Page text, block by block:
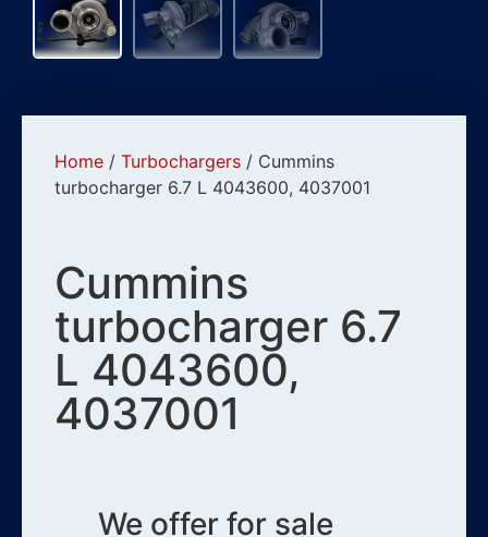
Home / Turbochargers / Cummins
turbocharger 6.7 L 4043600, 4037001
Cummins
turbocharger 6.7
L 4043600,
4037001
We offer for sale